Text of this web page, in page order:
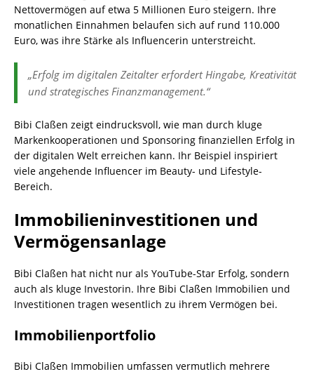
Nettovermögen auf etwa 5 Millionen Euro steigern. Ihre
monatlichen Einnahmen belaufen sich auf rund 110.000
Euro, was ihre Stärke als Influencerin unterstreicht.
„Erfolg im digitalen Zeitalter erfordert Hingabe, Kreativität
und strategisches Finanzmanagement.“
Bibi Claßen zeigt eindrucksvoll, wie man durch kluge
Markenkooperationen und Sponsoring finanziellen Erfolg in
der digitalen Welt erreichen kann. Ihr Beispiel inspiriert
viele angehende Influencer im Beauty- und Lifestyle-
Bereich.
Immobilieninvestitionen und
Vermögensanlage
Bibi Claßen hat nicht nur als YouTube-Star Erfolg, sondern
auch als kluge Investorin. Ihre Bibi Claßen Immobilien und
Investitionen tragen wesentlich zu ihrem Vermögen bei.
Immobilienportfolio
Bibi Claßen Immobilien umfassen vermutlich mehrere